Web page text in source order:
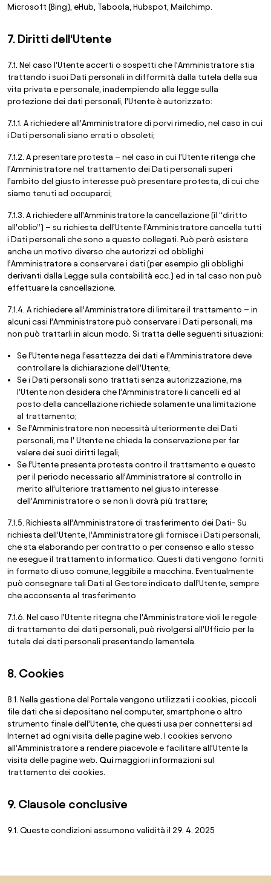
Microsoft (Bing), eHub, Taboola, Hubspot, Mailchimp.
7. Diritti dell‘Utente
7.1. Nel caso l’Utente accerti o sospetti che l’Amministratore stia
trattando i suoi Dati personali in difformità dalla tutela della sua
vita privata e personale, inadempiendo alla legge sulla
protezione dei dati personali, l’Utente è autorizzato:
7.1.1. A richiedere all’Amministratore di porvi rimedio, nel caso in cui
i Dati personali siano errati o obsoleti;
7.1.2. A presentare protesta – nel caso in cui l’Utente ritenga che
l’Amministratore nel trattamento dei Dati personali superi
l’ambito del giusto interesse può presentare protesta, di cui che
siamo tenuti ad occuparci;
7.1.3. A richiedere all’Amministratore la cancellazione (il “diritto
all’oblio”) – su richiesta dell’Utente l’Amministratore cancella tutti
i Dati personali che sono a questo collegati. Può però esistere
anche un motivo diverso che autorizzi od obblighi
l’Amministratore a conservare i dati (per esempio gli obblighi
derivanti dalla Legge sulla contabilità ecc.) ed in tal caso non può
effettuare la cancellazione.
7.1.4. A richiedere all’Amministratore di limitare il trattamento – in
alcuni casi l’Amministratore può conservare i Dati personali, ma
non può trattarli in alcun modo. Si tratta delle seguenti situazioni:
Se l’Utente nega l’esattezza dei dati e l’Amministratore deve
controllare la dichiarazione dell’Utente;
Se i Dati personali sono trattati senza autorizzazione, ma
l’Utente non desidera che l’Amministratore li cancelli ed al
posto della cancellazione richiede solamente una limitazione
al trattamento;
Se l’Amministratore non necessità ulteriormente dei Dati
personali, ma l’ Utente ne chieda la conservazione per far
valere dei suoi diritti legali;
Se l’Utente presenta protesta contro il trattamento e questo
per il periodo necessario all’Amministratore al controllo in
merito all’ulteriore trattamento nel giusto interesse
dell’Amministratore o se non li dovrà più trattare;
7.1.5. Richiesta all’Amministratore di trasferimento dei Dati- Su
richiesta dell’Utente, l’Amministratore gli fornisce i Dati personali,
che sta elaborando per contratto o per consenso e allo stesso
ne esegue il trattamento informatico. Questi dati vengono forniti
in formato di uso comune, leggibile a macchina. Eventualmente
può consegnare tali Dati al Gestore indicato dall’Utente, sempre
che acconsenta al trasferimento
7.1.6. Nel caso l’Utente ritegna che l’Amministratore violi le regole
di trattamento dei dati personali, può rivolgersi all’Ufficio per la
tutela dei dati personali presentando lamentela.
8. Cookies
8.1. Nella gestione del Portale vengono utilizzati i cookies, piccoli
file dati che si depositano nel computer, smartphone o altro
strumento finale dell’Utente, che questi usa per connettersi ad
Internet ad ogni visita delle pagine web. I cookies servono
all’Amministratore a rendere piacevole e facilitare all’Utente la
visita delle pagine web. Qui maggiori informazioni sul
trattamento dei cookies.
9. Clausole conclusive
9.1. Queste condizioni assumono validità il 29. 4. 2025